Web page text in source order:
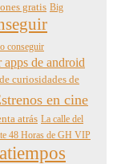
gratis Big
conseguir
de android
curiosidades de
en cine
atrás La calle del
48 Horas de GH VIP